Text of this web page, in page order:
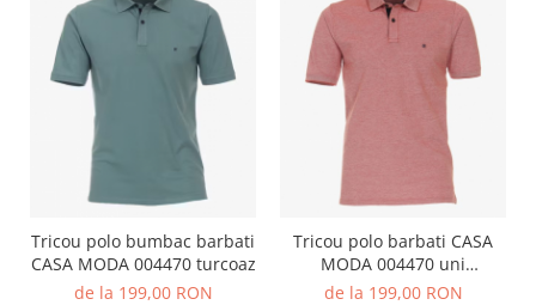
Tricou polo bumbac barbati
CASA MODA 004470 turcoaz
de la 199,00 RON
Tricou polo barbati CASA
MODA 004470 uni
portocaliu pepit
de la 199,00 RON